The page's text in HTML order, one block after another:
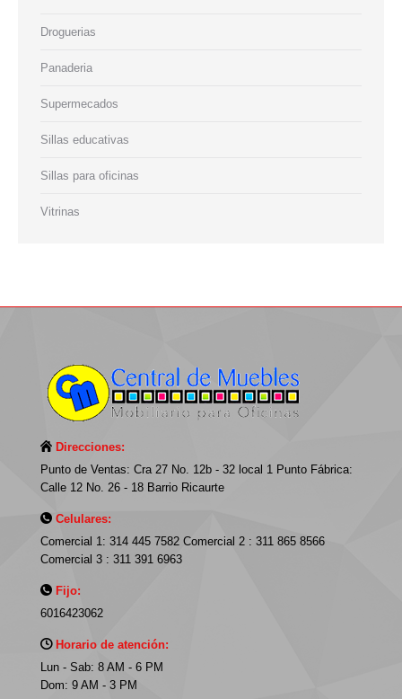
Droguerias
Panaderia
Supermecados
Sillas educativas
Sillas para oficinas
Vitrinas
Direcciones:
Punto de Ventas: Cra 27 No. 12b - 32 local 1 Punto Fábrica:
Calle 12 No. 26 - 18 Barrio Ricaurte
Celulares:
Comercial 1: 314 445 7582 Comercial 2 : 311 865 8566
Comercial 3 : 311 391 6963
Fijo:
6016423062
Horario de atención:
Lun - Sab: 8 AM - 6 PM
Dom: 9 AM - 3 PM